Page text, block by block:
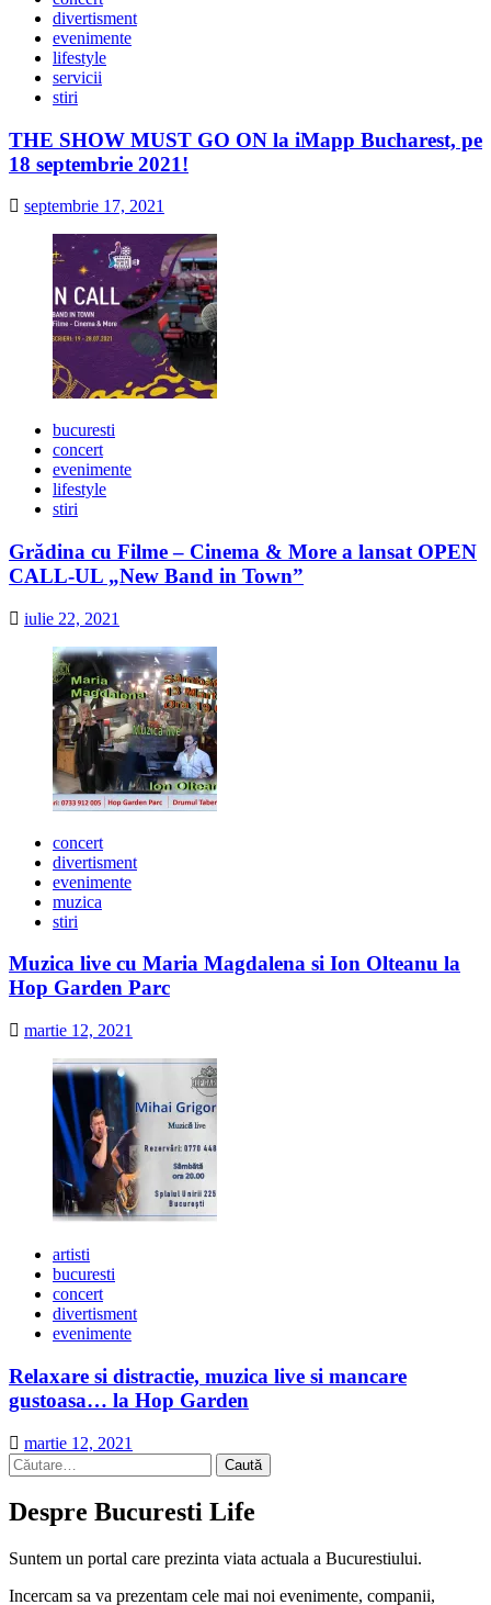
divertisment
evenimente
lifestyle
servicii
stiri
THE SHOW MUST GO ON la iMapp Bucharest, pe
18 septembrie 2021!
septembrie 17, 2021
bucuresti
concert
evenimente
lifestyle
stiri
Grădina cu Filme – Cinema & More a lansat OPEN
CALL-UL „New Band in Town”
iulie 22, 2021
concert
divertisment
evenimente
muzica
stiri
Muzica live cu Maria Magdalena si Ion Olteanu la
Hop Garden Parc
martie 12, 2021
artisti
bucuresti
concert
divertisment
evenimente
Relaxare si distractie, muzica live si mancare
gustoasa… la Hop Garden
martie 12, 2021
Caută
după:
Despre Bucuresti Life
Suntem un portal care prezinta viata actuala a Bucurestiului.
Incercam sa va prezentam cele mai noi evenimente, companii,